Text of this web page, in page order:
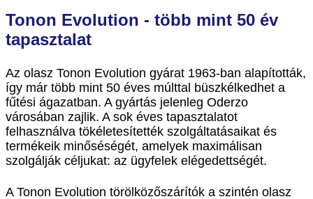
Tonon Evolution - több mint 50 év
tapasztalat
Az olasz Tonon Evolution gyárat 1963-ban alapították,
így már több mint 50 éves múlttal büszkélkedhet a
fűtési ágazatban. A gyártás jelenleg Oderzo
városában zajlik. A sok éves tapasztalatot
felhasználva tökéletesítették szolgáltatásaikat és
termékeik minőséségét, amelyek maximálisan
szolgálják céljukat: az ügyfelek elégedettségét.
A Tonon Evolution törölközőszárítók a szintén olasz